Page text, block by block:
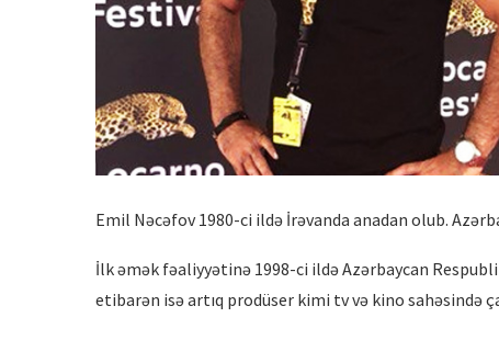
Emil Nəcəfov 1980-ci ildə İrəvanda anadan olub.
İlk əmək fəaliyyətinə 1998-ci ildə Azərbaycan
etibarən isə artıq prodüser kimi tv və kino sahəsində